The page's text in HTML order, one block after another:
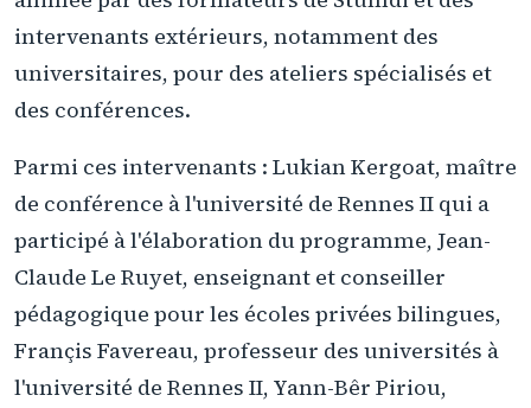
intervenants extérieurs, notamment des
universitaires, pour des ateliers spécialisés et
des conférences.
Parmi ces intervenants : Lukian Kergoat, maître
de conférence à l'université de Rennes II qui a
participé à l'élaboration du programme, Jean-
Claude Le Ruyet, enseignant et conseiller
pédagogique pour les écoles privées bilingues,
Françis Favereau, professeur des universités à
l'université de Rennes II, Yann-Bêr Piriou,